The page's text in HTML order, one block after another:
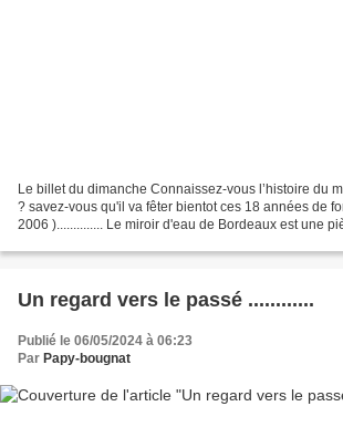
Le billet du dimanche Connaissez-vous l’histoire du miroir d’eau à Bordeaux
? savez-vous qu'il va fêter bientot ces 18 années de
2006 ).............. Le miroir d'eau de Bordeaux est une
Un regard vers le passé ............
Publié le 06/05/2024 à 06:23
Par Papy-bougnat